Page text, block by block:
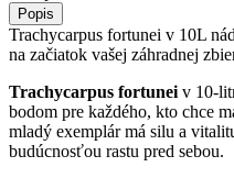
Popis
Trachycarpus fortunei v 10L
na začiatok vašej záhradnej
Trachycarpus fortunei v 10-
bodom pre každého, kto chce
mladý exemplár má silu a
budúcnosťou rastu pred sebou.